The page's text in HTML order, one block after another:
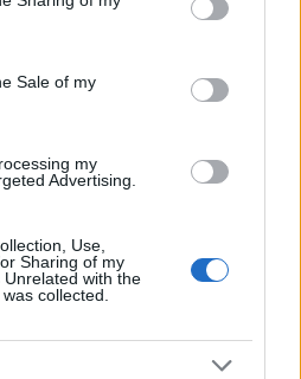
and its third-party tags to
purposes in below Google
Sale of my
my
Advertising.
Use,
Sharing of my
with the
collected.
: «Βλέποντας ξανά
Πάντα έβλεπα τον
προορισμό. Και τώρα
Είμαι τόσο περήφανος που